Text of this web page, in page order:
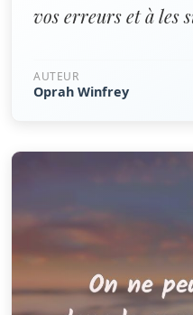
vos erreurs et à les
AUTEUR
Oprah Winfrey